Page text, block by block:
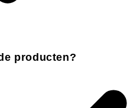
producten?